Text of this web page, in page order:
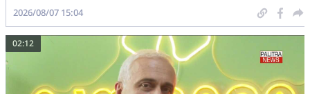
2026/08/07 15:04
02:12